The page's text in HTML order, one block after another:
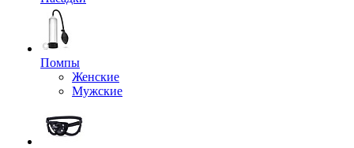
Помпы
Женские
Мужские